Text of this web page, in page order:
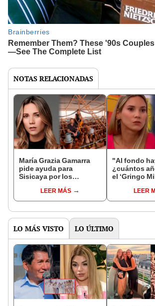
NOTAS RELACIONADAS
María Grazia Gamarra
pide ayuda para
Sisicaya por los
quedar incomunicados"
LEER MÁS
"Al fondo
¿cuántos
el ‘Gringo
la vida real?
LEER
LO MÁS VISTO LO ÚLTIMO